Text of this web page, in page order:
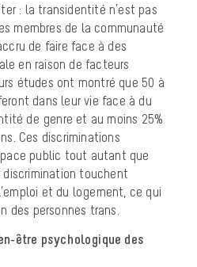
: la transidentité n’est pas
membres de la communauté
de faire face à des
en raison de facteurs
études ont montré que 50 à
dans leur vie face à du
de genre et au moins 25%
Ces discriminations
public tout autant que
discrimination touchent
et du logement, ce qui
des personnes trans.
être psychologique des